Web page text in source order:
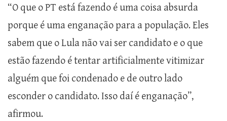
“O que o PT está fazendo é uma coisa absurda
porque é uma enganação para a população. Eles
sabem que o Lula não vai ser candidato e o que
estão fazendo é tentar artificialmente vitimizar
alguém que foi condenado e de outro lado
esconder o candidato. Isso daí é enganação”,
afirmou.